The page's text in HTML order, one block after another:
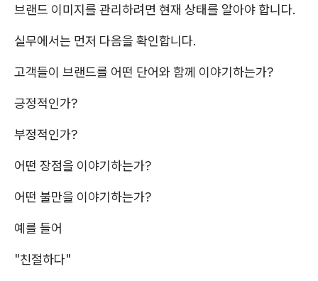
브랜드 이미지를 관리하려면 현재 상태를 알아야 합니다.
실무에서는 먼저 다음을 확인합니다.
고객들이 브랜드를 어떤 단어와 함께 이야기하는가?
긍정적인가?
부정적인가?
어떤 장점을 이야기하는가?
어떤 불만을 이야기하는가?
예를 들어
"친절하다"